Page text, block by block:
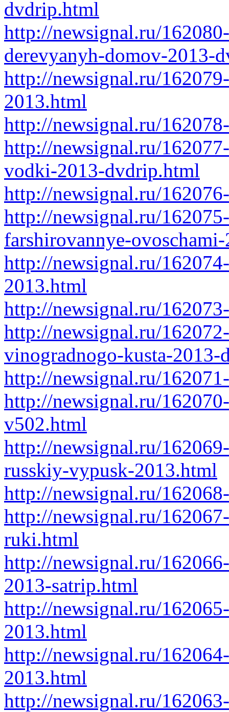
dvdrip.html
http://newsignal.ru/
derevyanyh-domov-2013-
http://newsignal.ru/
2013.html
http://newsignal.ru/
http://newsignal.ru/
vodki-2013-dvdrip.html
http://newsignal.ru/
http://newsignal.ru/
farshirovannye-
http://newsignal.ru/
2013.html
http://newsignal.ru/
http://newsignal.ru/
vinogradnogo-kusta-
http://newsignal.ru/
http://newsignal.ru/
v502.html
http://newsignal.ru/
russkiy-vypusk-2013.html
http://newsignal.ru/
http://newsignal.ru/
ruki.html
http://newsignal.ru/
2013-satrip.html
http://newsignal.ru/
2013.html
http://newsignal.ru/
2013.html
http://newsignal.ru/